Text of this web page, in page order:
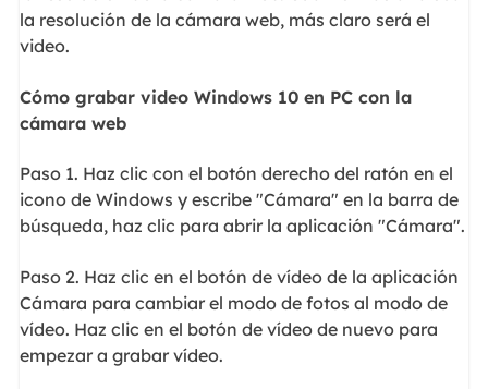
la resolución de la cámara web, más claro será el
video.
Cómo grabar video Windows 10 en PC con la
cámara web
Paso 1. Haz clic con el botón derecho del ratón en el
icono de Windows y escribe "Cámara" en la barra de
búsqueda, haz clic para abrir la aplicación "Cámara".
Paso 2. Haz clic en el botón de vídeo de la aplicación
Cámara para cambiar el modo de fotos al modo de
vídeo. Haz clic en el botón de vídeo de nuevo para
empezar a grabar vídeo.